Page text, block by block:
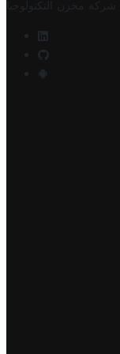
شركة مخزن التكنولوجيا